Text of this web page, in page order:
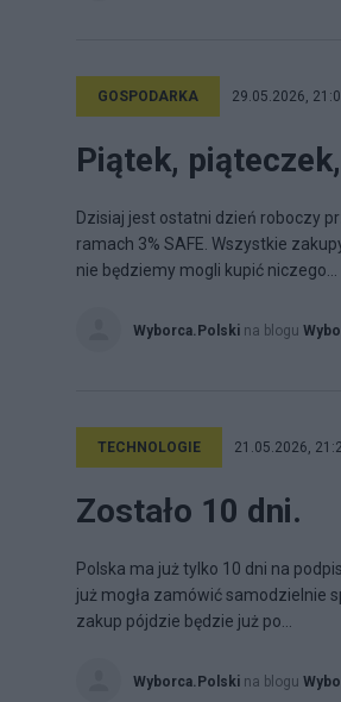
GOSPODARKA 29.05.2026,
Piątek,
Dzisiaj jest ostatni dzień roboczy
ramach 3% SAFE. Wszystkie
nie będziemy mogli kupić niczego...
Wyborca.Polski na blogu
TECHNOLOGIE 21.05.2026,
Zostało 10 dni.
Polska ma już tylko 10 dni na
już mogła zamówić samodzielnie
zakup pójdzie będzie już po...
Wyborca.Polski na blogu